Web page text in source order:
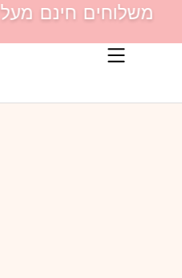
משלוחים חינם מעל 350 ש"ח